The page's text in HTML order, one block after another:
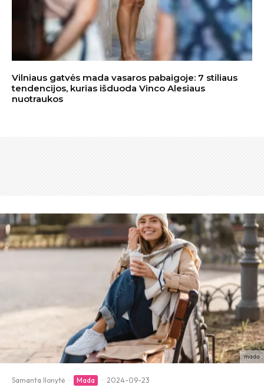
Vilniaus gatvės mada vasaros pabaigoje: 7 stiliaus
tendencijos, kurias išduoda Vinco Alesiaus
nuotraukos
mada
Samanta Ilonytė · Mada · 2024-09-23